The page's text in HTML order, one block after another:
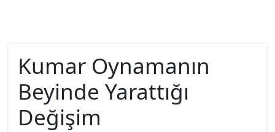
Kumar Oynamanın
Beyinde Yarattığı
Değişim